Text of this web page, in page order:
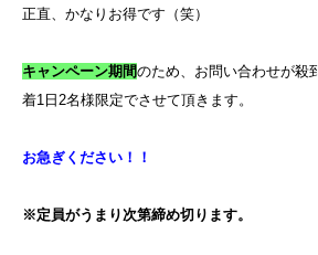
正直、かなりお得です（笑）
キャンペーン期間のため、お問い合わせが殺
着1 日 2名様限定でさせて頂きます。
お急ぎください！！
※定員がうまり次第締め切ります。